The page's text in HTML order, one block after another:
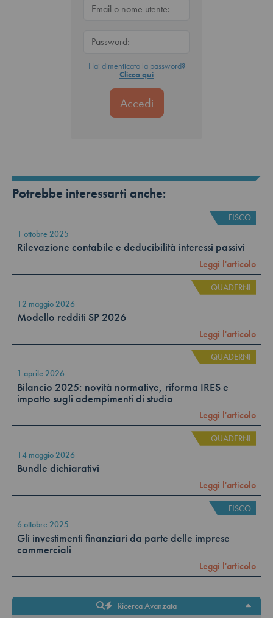
Hai dimenticato la password?
Clicca qui
Potrebbe interessarti anche:
FISCO
1 ottobre 2025
Rilevazione contabile e deducibilità interessi passivi
Leggi l'articolo
QUADERNI
12 maggio 2026
Modello redditi SP 2026
Leggi l'articolo
QUADERNI
1 aprile 2026
Bilancio 2025: novità normative, riforma IRES e
impatto sugli adempimenti di studio
Leggi l'articolo
QUADERNI
14 maggio 2026
Bundle dichiarativi
Leggi l'articolo
FISCO
6 ottobre 2025
Gli investimenti finanziari da parte delle imprese
commerciali
Leggi l'articolo
Ricerca Avanzata